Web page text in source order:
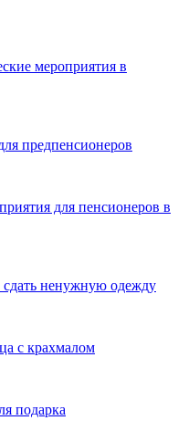
мероприятия в
предпенсионеров
для пенсионеров в
сдать ненужную одежду
с крахмалом
подарка